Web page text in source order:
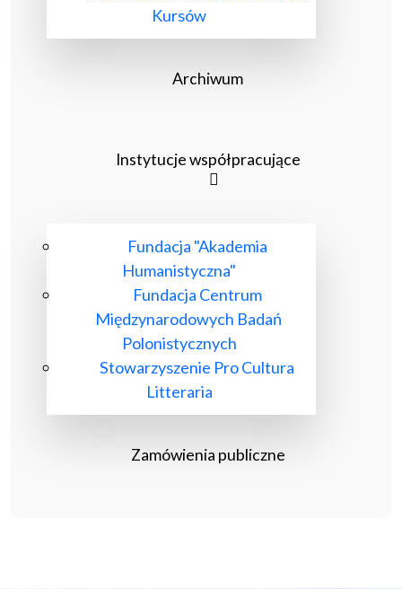
Kursów
Archiwum
Instytucje współpracujące
Fundacja "Akademia
Humanistyczna"
Fundacja Centrum
Międzynarodowych Badań
Polonistycznych
Stowarzyszenie Pro Cultura
Litteraria
Zamówienia publiczne